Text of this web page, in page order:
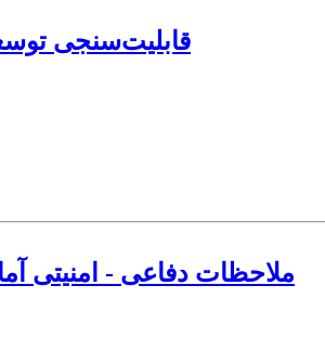
قابلیت‌سنجی
ملاحظات دفاعی - امنیتی